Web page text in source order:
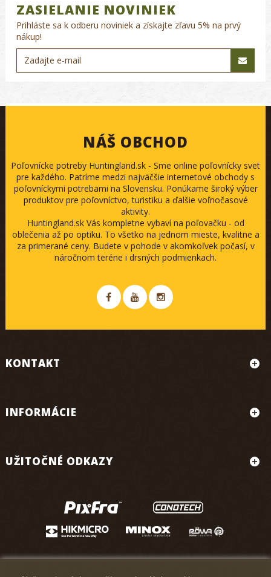
ZASIELANIE NOVINIEK
Prihláste sa k odberu noviniek a získajte zľavu 5% na prvý
nákup!
NÁŠ OBCHOD
Poľovnícke potreby Huntingland.sk - Sme online poľovnícky svet
pre každého. Patríme medzi najväčšie internetové obchody s
poľovníckymi potrebami na Slovensku. Ponúkame široký výber
produktov pre poľovníctvo, turistiku a ďalšie voľnočasové
aktivity.
Huntingland.sk Vás kompletne vybaví na poľovačku - od
oblečenia až po optiku. To všetko na jednom mieste, kvalitne a
za primerané ceny. Budete v pohode v akomkoľvek počasí, v
náročnom teréne i drsných podmienkach.
KONTAKT
INFORMÁCIE
UŽITOČNÉ ODKAZY